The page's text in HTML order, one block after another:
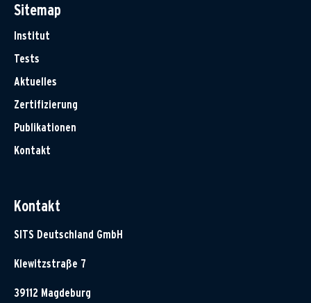
Sitemap
Institut
Tests
Aktuelles
Zertifizierung
Publikationen
Kontakt
Kontakt
SITS Deutschland GmbH
Klewitzstraße 7
39112 Magdeburg